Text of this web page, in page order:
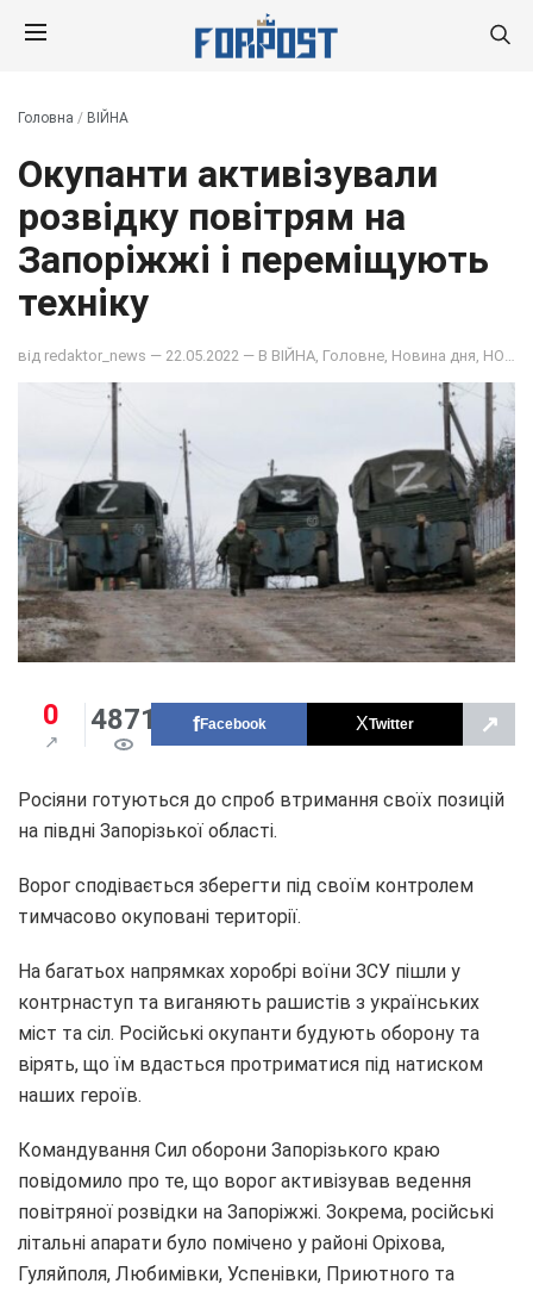
Головна / ВІЙНА
Окупанти активізували
розвідку повітрям на
Запоріжжі і переміщують
техніку
від redaktor_news — 22.05.2022 — В ВІЙНА Головне Новина дня НОВИНИ
0 4871 Facebook Twitter ↗
Росіяни готуються до спроб втримання своїх позицій
на півдні Запорізької області.
Ворог сподівається зберегти під своїм контролем
тимчасово окуповані території.
На багатьох напрямках хоробрі воїни ЗСУ пішли у
контрнаступ та виганяють рашистів з українських
міст та сіл. Російські окупанти будують оборону та
вірять, що їм вдасться протриматися під натиском
наших героїв.
Командування Сил оборони Запорізького краю
повідомило про те, що ворог активізував ведення
повітряної розвідки на Запоріжжі. Зокрема, російські
літальні апарати було помічено у районі Оріхова,
Гуляйполя, Любимівки, Успенівки, Приютного та